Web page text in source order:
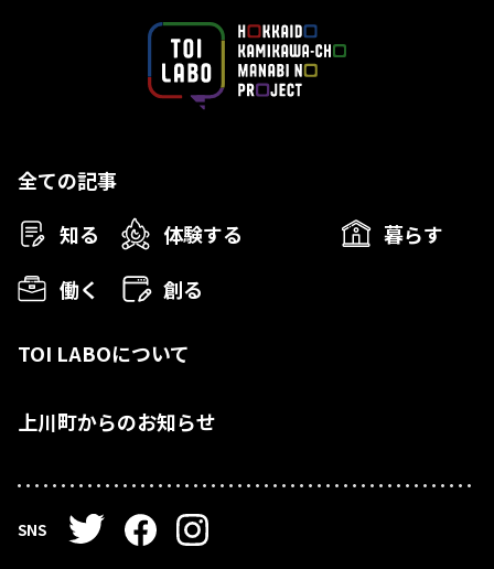
全ての記事
知る
体験する
暮らす
働く
創る
TOI LABOについて
上川町からのお知らせ
SNS